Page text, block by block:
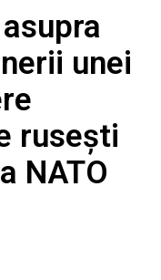
unei
ruseşti
NATO